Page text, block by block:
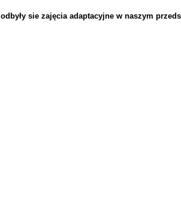
odbyły sie zajęcia adaptacyjne w naszym